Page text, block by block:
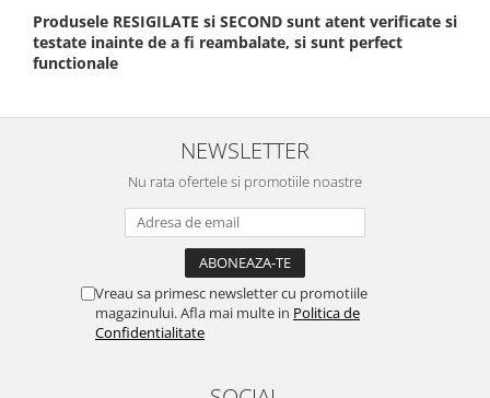
Produsele RESIGILATE si SECOND sunt atent verificate si
testate inainte de a fi reambalate, si sunt perfect
functionale
NEWSLETTER
Nu rata ofertele si promotiile noastre
Vreau sa primesc newsletter cu promotiile
magazinului. Afla mai multe in Politica de
Confidentialitate